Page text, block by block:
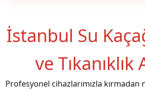
İstanbul Su
ve Tıkanıklık
Profesyonel cihazlarımızla kırmadan